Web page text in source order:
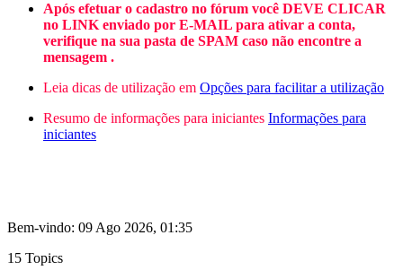
Após efetuar o cadastro no fórum você DEVE CLICAR
no LINK enviado por E-MAIL para ativar a conta,
verifique na sua pasta de SPAM caso não encontre a
mensagem .
Leia dicas de utilização em Opções para facilitar a utilização
Resumo de informações para iniciantes Informações para
iniciantes
Bem-vindo: 09 Ago 2026, 01:35
15 Topics